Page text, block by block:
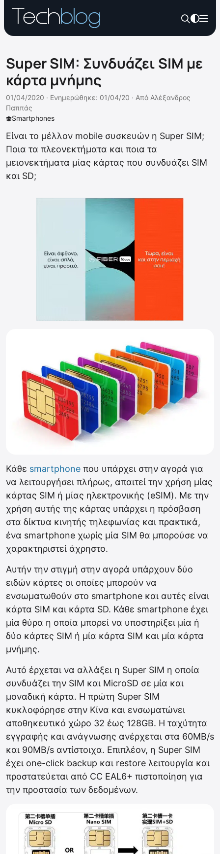
Super SIM: Συνδυάζει SIM με
κάρτα μνήμης
Smartphones
01/04/2020 · Ενημερώθηκε: 01/04/20 · Από Αλέξανδρος
Παππάς
Είναι το μέλλον mobile συσκευών η Super SIM;
Ποια τα πλεονεκτήματα και ποια τα
μειονεκτήματα μίας κάρτας που συνδυάζει SIM
και SD;
Κάθε smartphone που υπάρχει στην αγορά για
να λειτουργήσει πλήρως, απαιτεί την χρήση μίας
κάρτας SIM ή μίας ηλεκτρονικής (eSIM). Με την
χρήση αυτής της κάρτας υπάρχει η πρόσβαση
στα δίκτυα κινητής τηλεφωνίας και πρακτικά,
ένα smartphone χωρίς μία SIM θα μπορούσε να
χαρακτηριστεί άχρηστο.
Αυτήν την στιγμή στην αγορά υπάρχουν δύο
ειδών κάρτες οι οποίες μπορούν να
ενσωματωθούν στο smartphone και αυτές είναι
κάρτα SIM και κάρτα SD. Κάθε smartphone έχει
μία θύρα η οποία μπορεί να υποστηρίξει μία ή
δύο κάρτες SIM ή μία κάρτα SIM και μία κάρτα
μνήμης.
Αυτό έρχεται να αλλάξει η Super SIM η οποία
συνδυάζει την SIM και MicroSD σε μία και
μοναδική κάρτα. Η πρώτη Super SIM
κυκλοφόρησε στην Κίνα και ενσωματώνει
αποθηκευτικό χώρο 32 έως 128GB. Η ταχύτητα
εγγραφής και ανάγνωσης ανέρχεται στα 60MB/s
και 90MB/s αντίστοιχα. Επιπλέον, η Super SIM
έχει one-click backup και restore λειτουργία και
προστατεύεται από CC EAL6+ πιστοποίηση για
την προστασία των δεδομένων.